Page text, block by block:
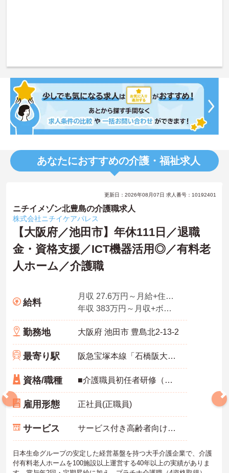
あなたにおすすめの介護・福祉求人
更新日：2026年08月07日 求人番号：10192401
ニチイメゾン北豊島の介護職求人
株式会社ニチイケアパレス
【大阪府／池田市】年休111日／退職
金・資格支援／ICT機器活用◎／有料老
人ホーム／介護職
給料
月収 27.6万円～月給+住宅手当＋家族手当+残業手当4.0時間想定分を含む
年収 383万円～月収+ボーナス2回
勤務地 大阪府 池田市 豊島北2-13-2
最寄り駅 阪急宝塚本線「石橋阪大前駅」徒歩15分
資格/職種 ■介護職員初任者研修（ヘルパー2級）以上、介護福祉士 いずれか
雇用形態 正社員(正職員)
サービス サービス付き高齢者向け住宅（サ高住）
日本生命グループの安定した経営基盤を持つ大手介護企業で、介護
付有料老人ホームを100施設以上運営する40年以上の実績がありま